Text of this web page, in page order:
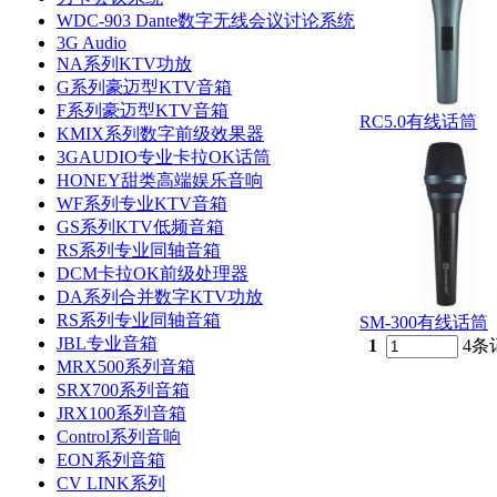
WDC-903 Dante数字无线会议讨论系统
3G Audio
NA系列KTV功放
G系列豪迈型KTV音箱
F系列豪迈型KTV音箱
KMIX系列数字前级效果器
3GAUDIO专业卡拉OK话筒
HONEY甜类高端娱乐音响
WF系列专业KTV音箱
GS系列KTV低频音箱
RS系列专业同轴音箱
DCM卡拉OK前级处理器
DA系列合并数字KTV功放
RS系列专业同轴音箱
JBL专业音箱
MRX500系列音箱
SRX700系列音箱
JRX100系列音箱
Control系列音响
EON系列音箱
CV LINK系列
RC5.0有线话筒
SM-300有线话筒
1
4条